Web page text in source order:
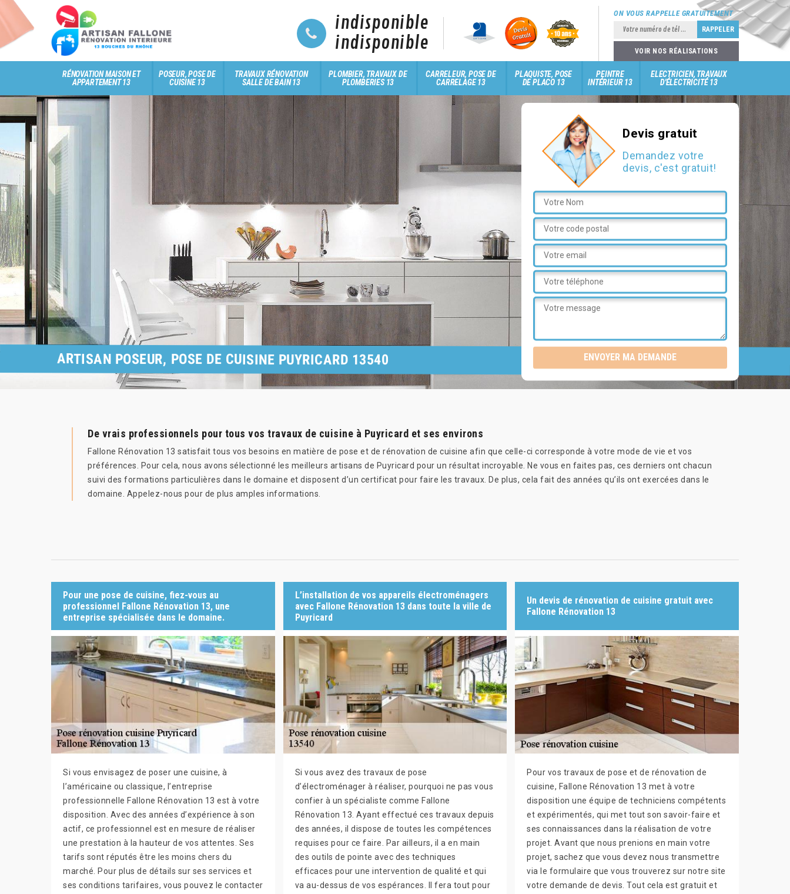
indisponible
indisponible
ON VOUS RAPPELLE GRATUITEMENT
VOIR NOS RÉALISATIONS
RÉNOVATION MAISON ET
APPARTEMENT 13
POSEUR, POSE DE
CUISINE 13
TRAVAUX RÉNOVATION
SALLE DE BAIN 13
PLOMBIER, TRAVAUX DE
PLOMBERIES 13
CARRELEUR, POSE DE
CARRELAGE 13
PLAQUISTE, POSE
DE PLACO 13
PEINTRE
INTÉRIEUR 13
ELECTRICIEN, TRAVAUX
D'ÉLECTRICITÉ 13
Devis gratuit
Demandez votre
devis, c'est gratuit!
ARTISAN POSEUR, POSE DE CUISINE PUYRICARD 13540
De vrais professionnels pour tous vos travaux de cuisine à Puyricard et ses environs
Fallone Rénovation 13 satisfait tous vos besoins en matière de pose et de rénovation de cuisine afin que celle-ci corresponde à votre mode de vie et vos
préférences. Pour cela, nous avons sélectionné les meilleurs artisans de Puyricard pour un résultat incroyable. Ne vous en faites pas, ces derniers ont chacun
suivi des formations particulières dans le domaine et disposent d’un certificat pour faire les travaux. De plus, cela fait des années qu’ils ont exercées dans le
domaine. Appelez-nous pour de plus amples informations.
Pour une pose de cuisine, fiez-vous au
professionnel Fallone Rénovation 13, une
entreprise spécialisée dans le domaine.
Si vous envisagez de poser une cuisine, à
l’américaine ou classique, l’entreprise
professionnelle Fallone Rénovation 13 est à votre
disposition. Avec des années d’expérience à son
actif, ce professionnel est en mesure de réaliser
une prestation à la hauteur de vos attentes. Ses
tarifs sont réputés être les moins chers du
marché. Pour plus de détails sur ses services et
ses conditions tarifaires, vous pouvez le contacter
L’installation de vos appareils électroménagers
avec Fallone Rénovation 13 dans toute la ville de
Puyricard
Si vous avez des travaux de pose
d’électroménager à réaliser, pourquoi ne pas vous
confier à un spécialiste comme Fallone
Rénovation 13. Ayant effectué ces travaux depuis
des années, il dispose de toutes les compétences
requises pour ce faire. Par ailleurs, il a en main
des outils de pointe avec des techniques
efficaces pour une intervention de qualité et qui
va au-dessus de vos espérances. Il fera tout pour
Un devis de rénovation de cuisine gratuit avec
Fallone Rénovation 13
Pour vos travaux de pose et de rénovation de
cuisine, Fallone Rénovation 13 met à votre
disposition une équipe de techniciens compétents
et expérimentés, qui met tout son savoir-faire et
ses connaissances dans la réalisation de votre
projet. Avant que nous prenions en main votre
projet, sachez que vous devez nous transmettre
via le formulaire que vous trouverez sur notre site
votre demande de devis. Tout cela est gratuit et